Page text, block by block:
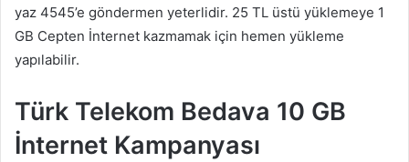
yaz 4545’e göndermen yeterlidir. 25 TL üstü yüklemeye 1
GB Cepten İnternet kazmamak için hemen yükleme
yapılabilir.
Türk Telekom Bedava 10 GB
İnternet Kampanyası